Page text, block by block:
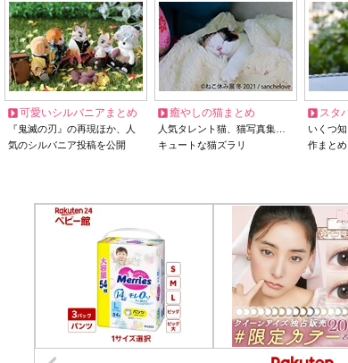
可愛いシルバニアまとめ
『鬼滅の刃』の再現ほか、人
気のシルバニア投稿を公開
癒やしの猫まとめ
人気タレント猫、猫写真集…
キュートな猫ズラリ
スタ
いくつ
作まとめ